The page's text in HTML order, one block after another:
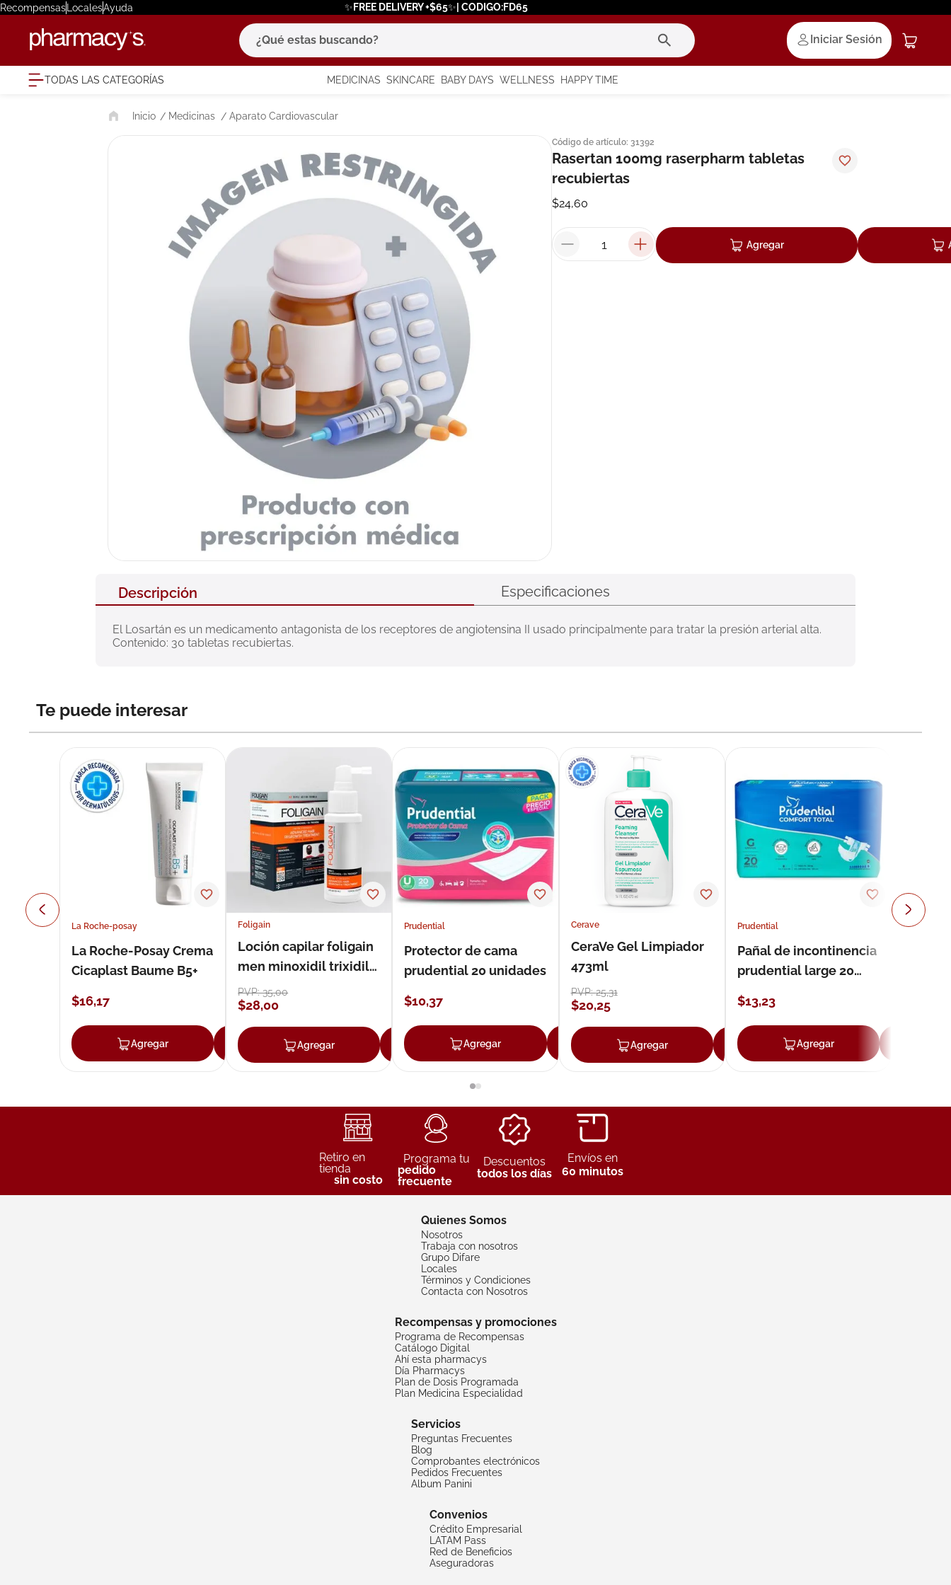
RecompensasLocalesAyuda ✨FREE DELIVERY +$65✨| CODIGO:FD65
¿Qué estas buscando?
Iniciar Sesión
TODAS LAS CATEGORÍAS MEDICINAS SKINCARE BABY DAYS WELLNESS HAPPY TIME
Medicinas Aparato Cardiovascular
Código de artículo: 31392
Rasertan 100mg raserpharm tabletas
recubiertas
$24,60
Agregar
Descripción Especificaciones
El Losartán es un medicamento antagonista de los receptores de angiotensina II usado principalmente para tratar la presión arterial alta.
Contenido: 30 tabletas recubiertas.
Te puede interesar
La Roche-posay
La Roche-Posay Crema
Cicaplast Baume B5+
$16,17
Agregar Agregar
Foligain
Loción capilar foligain
men minoxidil trixidil
loción 59 ml
PVP:35,00
$28,00
Agregar Agregar
Prudential
Protector de cama
prudential 20 unidades
$10,37
Agregar Agregar
Cerave
CeraVe Gel Limpiador
473ml
PVP:25,31
$20,25
Agregar Agregar
Prudential
Pañal de incontinencia
prudential large 20
$13,23
Agregar
Retiro en
tienda
sin costo
Programa tu
pedido
frecuente
Descuentos
todos los días
Envíos en
60 minutos
Quienes Somos
Nosotros
Trabaja con nosotros
Grupo Difare
Locales
Términos y Condiciones
Contacta con Nosotros
Recompensas y promociones
Programa de Recompensas
Catálogo Digital
Ahí esta pharmacys
Día Pharmacys
Plan de Dosis Programada
Plan Medicina Especialidad
Servicios
Preguntas Frecuentes
Blog
Comprobantes electrónicos
Pedidos Frecuentes
Album Panini
Convenios
Crédito Empresarial
LATAM Pass
Red de Beneficios
Aseguradoras
términos más buscados
1. eucerin
3. bioderma
7.
. roche posay
9. megacistin
10 pañales